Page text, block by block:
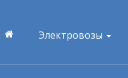
Электровозы